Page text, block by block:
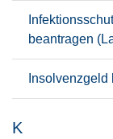
beantragen
K